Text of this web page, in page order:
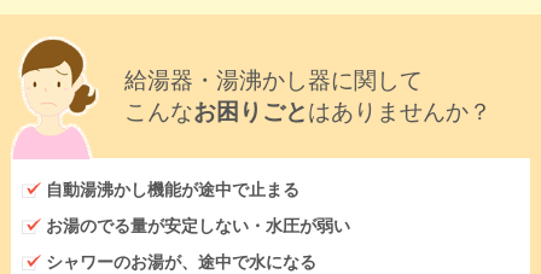
給湯器・湯沸かし器に関して
こんなお困りごとはありませんか？
自動湯沸かし機能が途中で止まる
お湯のでる量が安定しない・水圧が弱い
シャワーのお湯が、途中で水になる